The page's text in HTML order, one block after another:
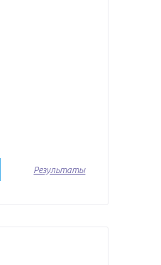
Результаты